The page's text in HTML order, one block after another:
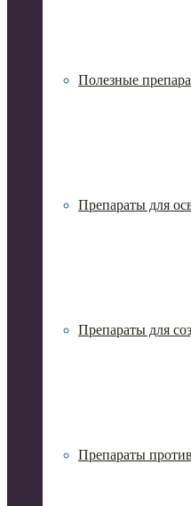
Полезные
Препараты для
Препараты для
Препараты